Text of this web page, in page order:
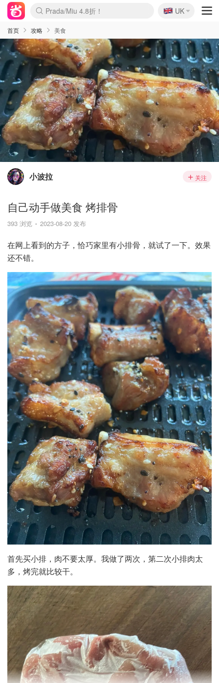
麦卢卡蜂蜜夏促！个位数！
Prada/Miu 4.8折！
啥？必胜客披萨5折！
🇬🇧
UK
首页 攻略 美食
小波拉 关注
自己动手做美食 烤排骨
393 浏览 2023-08-20 发布
在网上看到的方子，恰巧家里有小排骨，就试了一下。效果
还不错。
首先买小排，肉不要太厚。我做了两次，第二次小排肉太
多，烤完就比较干。